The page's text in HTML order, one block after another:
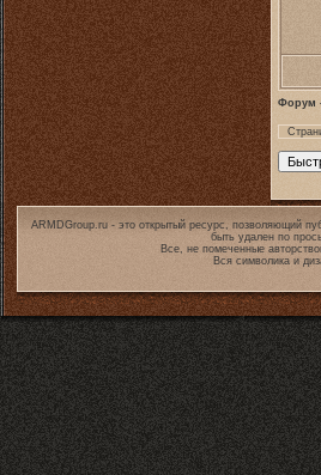
Форум
ARMDGroup.ru - это открытый ресурс, позволяющий
быть удален по
Все, не помеченные
Вся символика и